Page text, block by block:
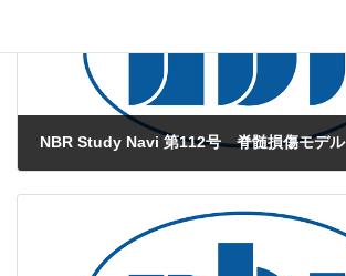
NBR Study Navi 第112号 脊髄損傷モデル